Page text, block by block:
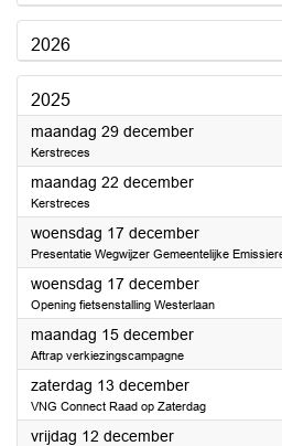
2026
2025
maandag 29 december2025
Kerstreces
maandag 22 december2025
Kerstreces
woensdag 17 december2025
Presentatie Wegwijzer Gemeentelijke
woensdag 17 december2025
Opening fietsenstalling Westerlaan
maandag 15 december2025
Aftrap verkiezingscampagne
zaterdag 13 december2025
VNG Connect Raad op Zaterdag
vrijdag 12 december2025